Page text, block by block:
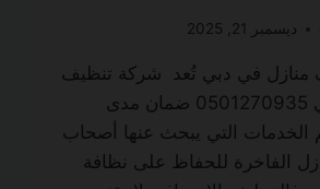
ديسمبر 21, 2025
منازل في دبي تُعد شركة تنظيف
منازل في دبي 0501270935 ضمان مدى
الخدمات التي يبحث عنها أصحاب
الفاخرة للحفاظ على نظافة